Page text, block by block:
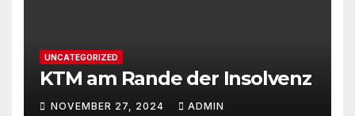
UNCATEGORIZED
KTM am Rande der Insolvenz
NOVEMBER 27, 2024 ADMIN